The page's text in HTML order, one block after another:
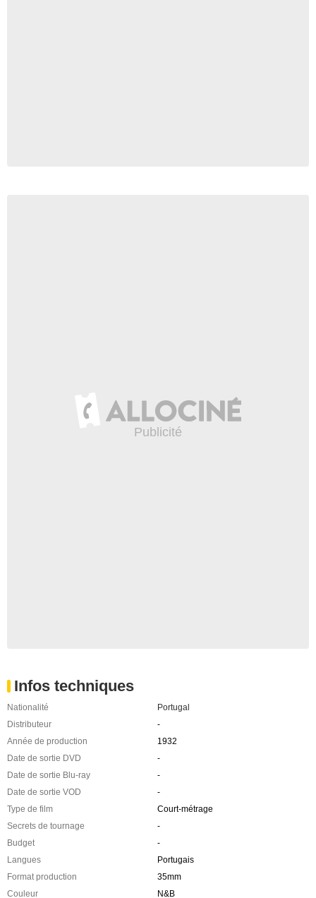
Infos techniques
Nationalité
Portugal
Distributeur
-
Année de production
1932
Date de sortie DVD
-
Date de sortie Blu-ray
-
Date de sortie VOD
-
Type de film
Court-métrage
Secrets de tournage
-
Budget
-
Langues
Portugais
Format production
35mm
Couleur
N&B